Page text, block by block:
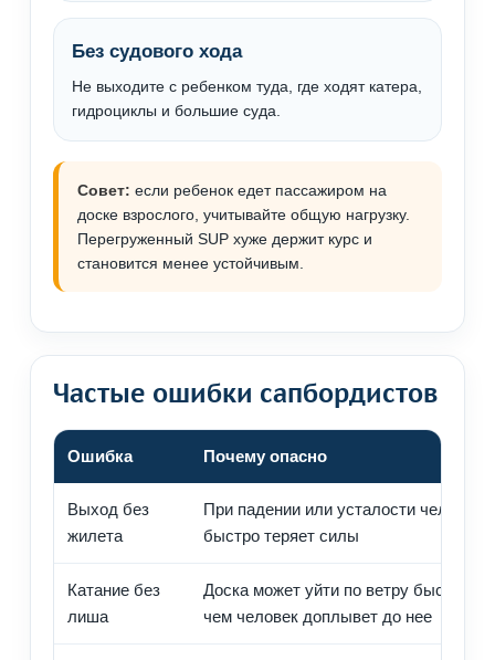
Без судового хода
Не выходите с ребенком туда, где ходят катера,
гидроциклы и большие суда.
Совет: если ребенок едет пассажиром на
доске взрослого, учитывайте общую нагрузку.
Перегруженный SUP хуже держит курс и
становится менее устойчивым.
Частые ошибки сапбордистов
Ошибка Почему опасно
Выход без
жилета
При падении или усталости человек
быстро теряет силы
Катание без
лиша
Доска может уйти по ветру быстрее,
чем человек доплывет до нее